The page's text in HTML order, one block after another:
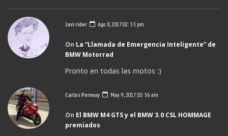
Javi rider Ago 8, 2017 02: 53 pm
On La “Llamada de Emergencia Inteligente” de
BMW Motorrad
Pronto en todas las motos :)
Carlos Permuy May 9, 2017 10: 56 am
On El BMW M4 GTS y el BMW 3.0 CSL HOMMAGE
premiados